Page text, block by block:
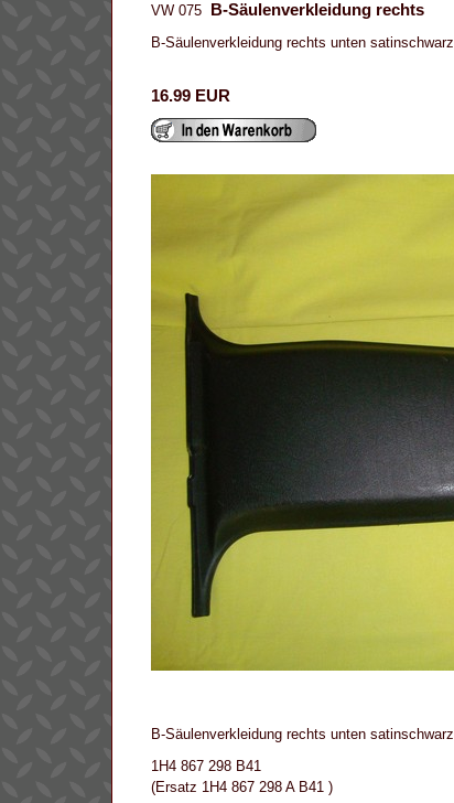
VW 075 B-Säulenverkleidung rechts
B-Säulenverkleidung rechts unten satinschwarz
16.99 EUR
B-Säulenverkleidung rechts unten satinschwarz
1H4 867 298 B41
(Ersatz 1H4 867 298 A B41 )